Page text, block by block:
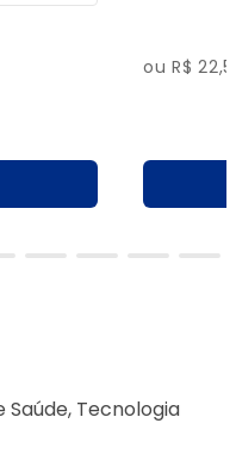
ou R$
Tecnologia